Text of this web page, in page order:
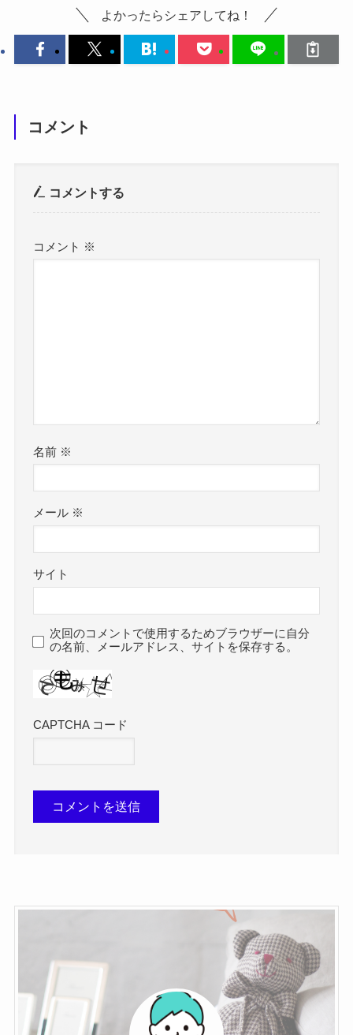
よかったらシェアしてね！
コメント
コメントする
コメント ※
名前 ※
メール ※
サイト
次回のコメントで使用するためブラウザーに自分
の名前、メールアドレス、サイトを保存する。
CAPTCHA コード